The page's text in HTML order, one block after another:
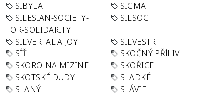
SIBYLA
SIGMA
SILESIAN-SOCIETY-
FOR-SOLIDARITY
SILSOC
SILVERTAL A JOY
SILVESTR
SÍŤ
SKOČNÝ PŘÍLIV
SKORO-NA-MIZINE
SKOŘICE
SKOTSKÉ DUDY
SLADKÉ
SLANÝ
SLÁVIE